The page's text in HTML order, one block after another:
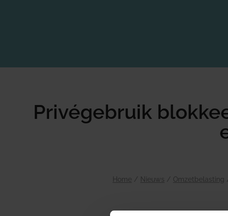
Privégebruik
Home / Nieuws / Omzetbelasting